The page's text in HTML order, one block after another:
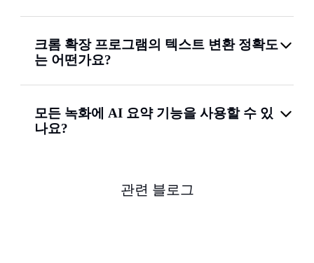
크롬 확장 프로그램의 텍스트 변환 정확도
는 어떤가요?
모든 녹화에 AI 요약 기능을 사용할 수 있
나요?
관련 블로그